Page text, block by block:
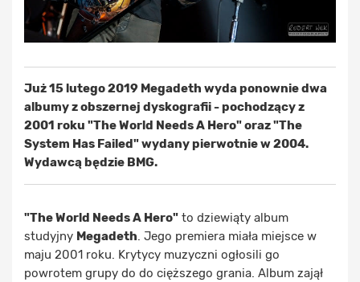
Już 15 lutego 2019 Megadeth wyda ponownie dwa
albumy z obszernej dyskografii - pochodzący z
2001 roku "The World Needs A Hero" oraz "The
System Has Failed" wydany pierwotnie w 2004.
Wydawcą będzie BMG.
"The World Needs A Hero" to dziewiąty album
studyjny Megadeth. Jego premiera miała miejsce w
maju 2001 roku. Krytycy muzyczni ogłosili go
powrotem grupy do do cięższego grania. Album zajął